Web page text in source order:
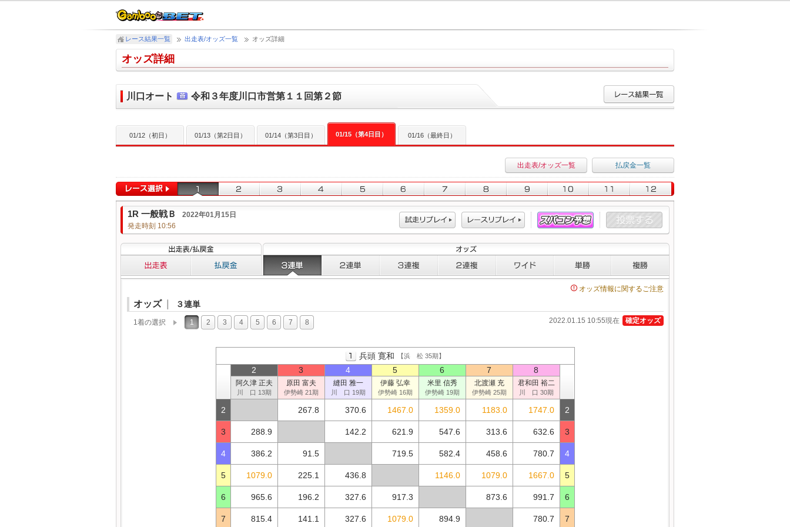
レース結果一覧 出走表/オッズ一覧 オッズ詳細
オッズ詳細
川口オート 令和３年度川口市営第１１回第２節
01/12（初日） 01/13（第2日目） 01/14（第3日目） 01/15（第4日目） 01/16（最終日）
出走表/オッズ一覧 払戻金一覧
1R 一般戦Ｂ
2022年01月15日
発走時刻 10:56
オッズ情報に関するご注意
オッズ ３連単
1着の選択 1 2 3 4 5 6 7 8 2022.01.15 10:55現在 確定オッズ
兵頭 寛和 【浜 松 35期】
2 3 4 5 6 7 8
阿久津 正夫
川 口 13期
原田 富夫
伊勢崎 21期
縫田 雅一
川 口 19期
伊藤 弘幸
伊勢崎 16期
米里 信秀
伊勢崎 19期
北渡瀬 充
伊勢崎 25期
君和田 裕二
川 口 30期
2 267.8 370.6 1467.0 1359.0 1183.0 1747.0 2
3 288.9 142.2 621.9 547.6 313.6 632.6 3
4 386.2 91.5 719.5 582.4 458.6 780.7 4
5 1079.0 225.1 436.8 1146.0 1079.0 1667.0 5
6 965.6 196.2 327.6 917.3 873.6 991.7 6
7 815.4 141.1 327.6 1079.0 894.9 780.7 7